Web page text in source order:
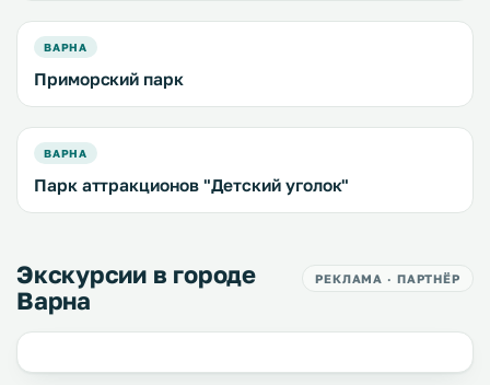
ВАРНА
Приморский парк
ВАРНА
Парк аттракционов "Детский уголок"
Экскурсии в городе
Варна
РЕКЛАМА · ПАРТНЁР